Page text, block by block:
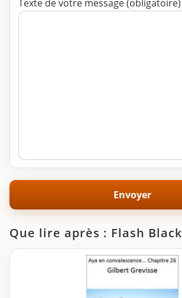
Texte de votre message (obligatoire)
Que lire après : Flash Black